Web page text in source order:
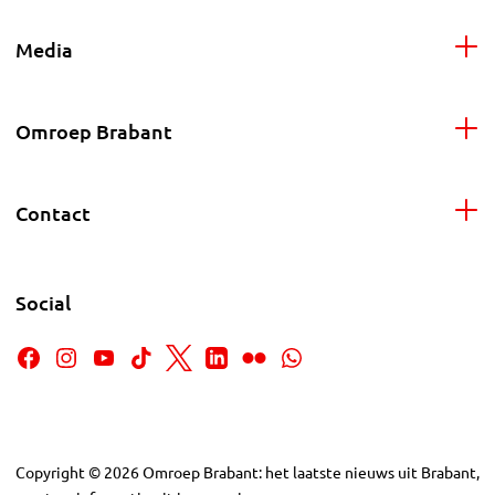
Media
Omroep Brabant
Contact
Social
Copyright © 2026Omroep Brabant: het laatste nieuws uit Brabant,